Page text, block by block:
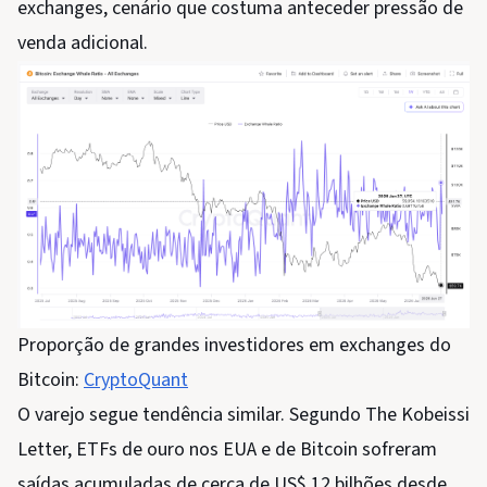
exchanges, cenário que costuma anteceder pressão de
venda adicional.
Proporção de grandes investidores em exchanges do
Bitcoin: CryptoQuant
O varejo segue tendência similar. Segundo The Kobeissi
Letter, ETFs de ouro nos EUA e de Bitcoin sofreram